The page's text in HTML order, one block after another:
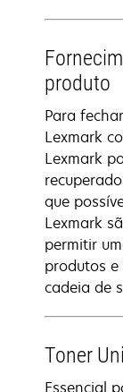
produto
Para
Lexmark
Lexmark
que
Lexmark
permitir
produtos
cadeia de
Toner
Essencial